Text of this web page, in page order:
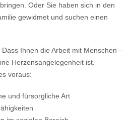
Oder Sie haben sich in den
gewidmet und suchen einen
Ihnen die Arbeit mit Menschen –
Herzensangelegenheit ist.
voraus:
und fürsorgliche Art